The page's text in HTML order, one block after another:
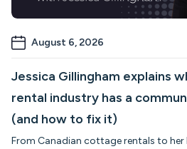
August 6, 2026
Jessica Gillingham explains
rental industry has a
(and how to fix it)
From Canadian cottage rentals to her